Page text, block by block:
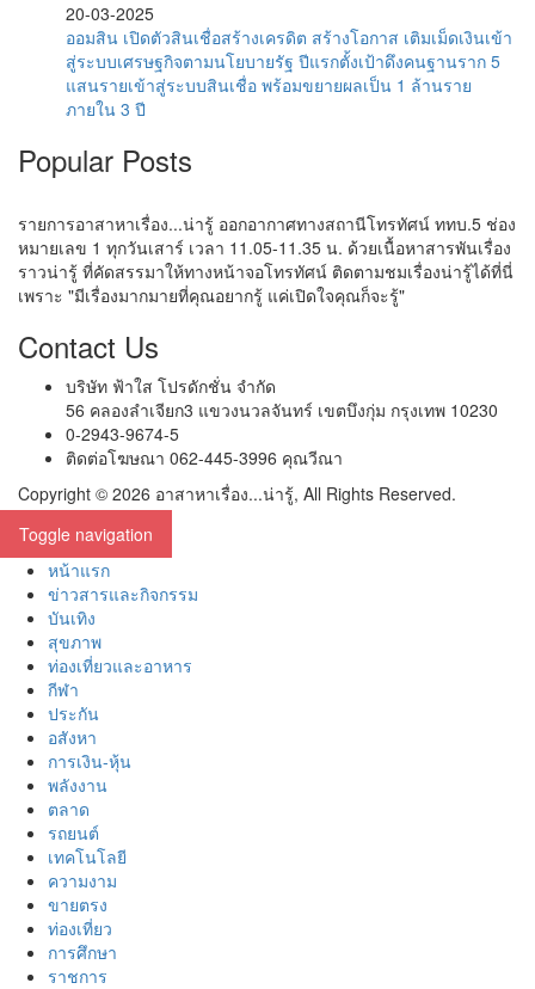
20-03-2025
ออมสิน เปิดตัวสินเชื่อสร้างเครดิต สร้างโอกาส เติมเม็ดเงินเข้า
สู่ระบบเศรษฐกิจตามนโยบายรัฐ ปีแรกตั้งเป้าดึงคนฐานราก 5
แสนรายเข้าสู่ระบบสินเชื่อ พร้อมขยายผลเป็น 1 ล้านราย
ภายใน 3 ปี
Popular Posts
รายการอาสาหาเรื่อง...น่ารู้ ออกอากาศทางสถานีโทรทัศน์ ททบ.5 ช่อง
หมายเลข 1 ทุกวันเสาร์ เวลา 11.05-11.35 น. ด้วยเนื้อหาสารพันเรื่อง
ราวน่ารู้ ที่คัดสรรมาให้ทางหน้าจอโทรทัศน์ ติดตามชมเรื่องน่ารู้ได้ที่นี่
เพราะ "มีเรื่องมากมายที่คุณอยากรู้ แค่เปิดใจคุณก็จะรู้"
Contact Us
บริษัท ฟ้าใส โปรดักชั่น จำกัด
56 คลองลำเจียก3 แขวงนวลจันทร์ เขตบึงกุ่ม กรุงเทพ 10230
0-2943-9674-5
ติดต่อโฆษณา 062-445-3996 คุณวีณา
Copyright © 2026 อาสาหาเรื่อง...น่ารู้, All Rights Reserved.
Toggle navigation
หน้าแรก
ข่าวสารและกิจกรรม
บันเทิง
สุขภาพ
ท่องเที่ยวและอาหาร
กีฬา
ประกัน
อสังหา
การเงิน-หุ้น
พลังงาน
ตลาด
รถยนต์
เทคโนโลยี
ความงาม
ขายตรง
ท่องเที่ยว
การศึกษา
ราชการ